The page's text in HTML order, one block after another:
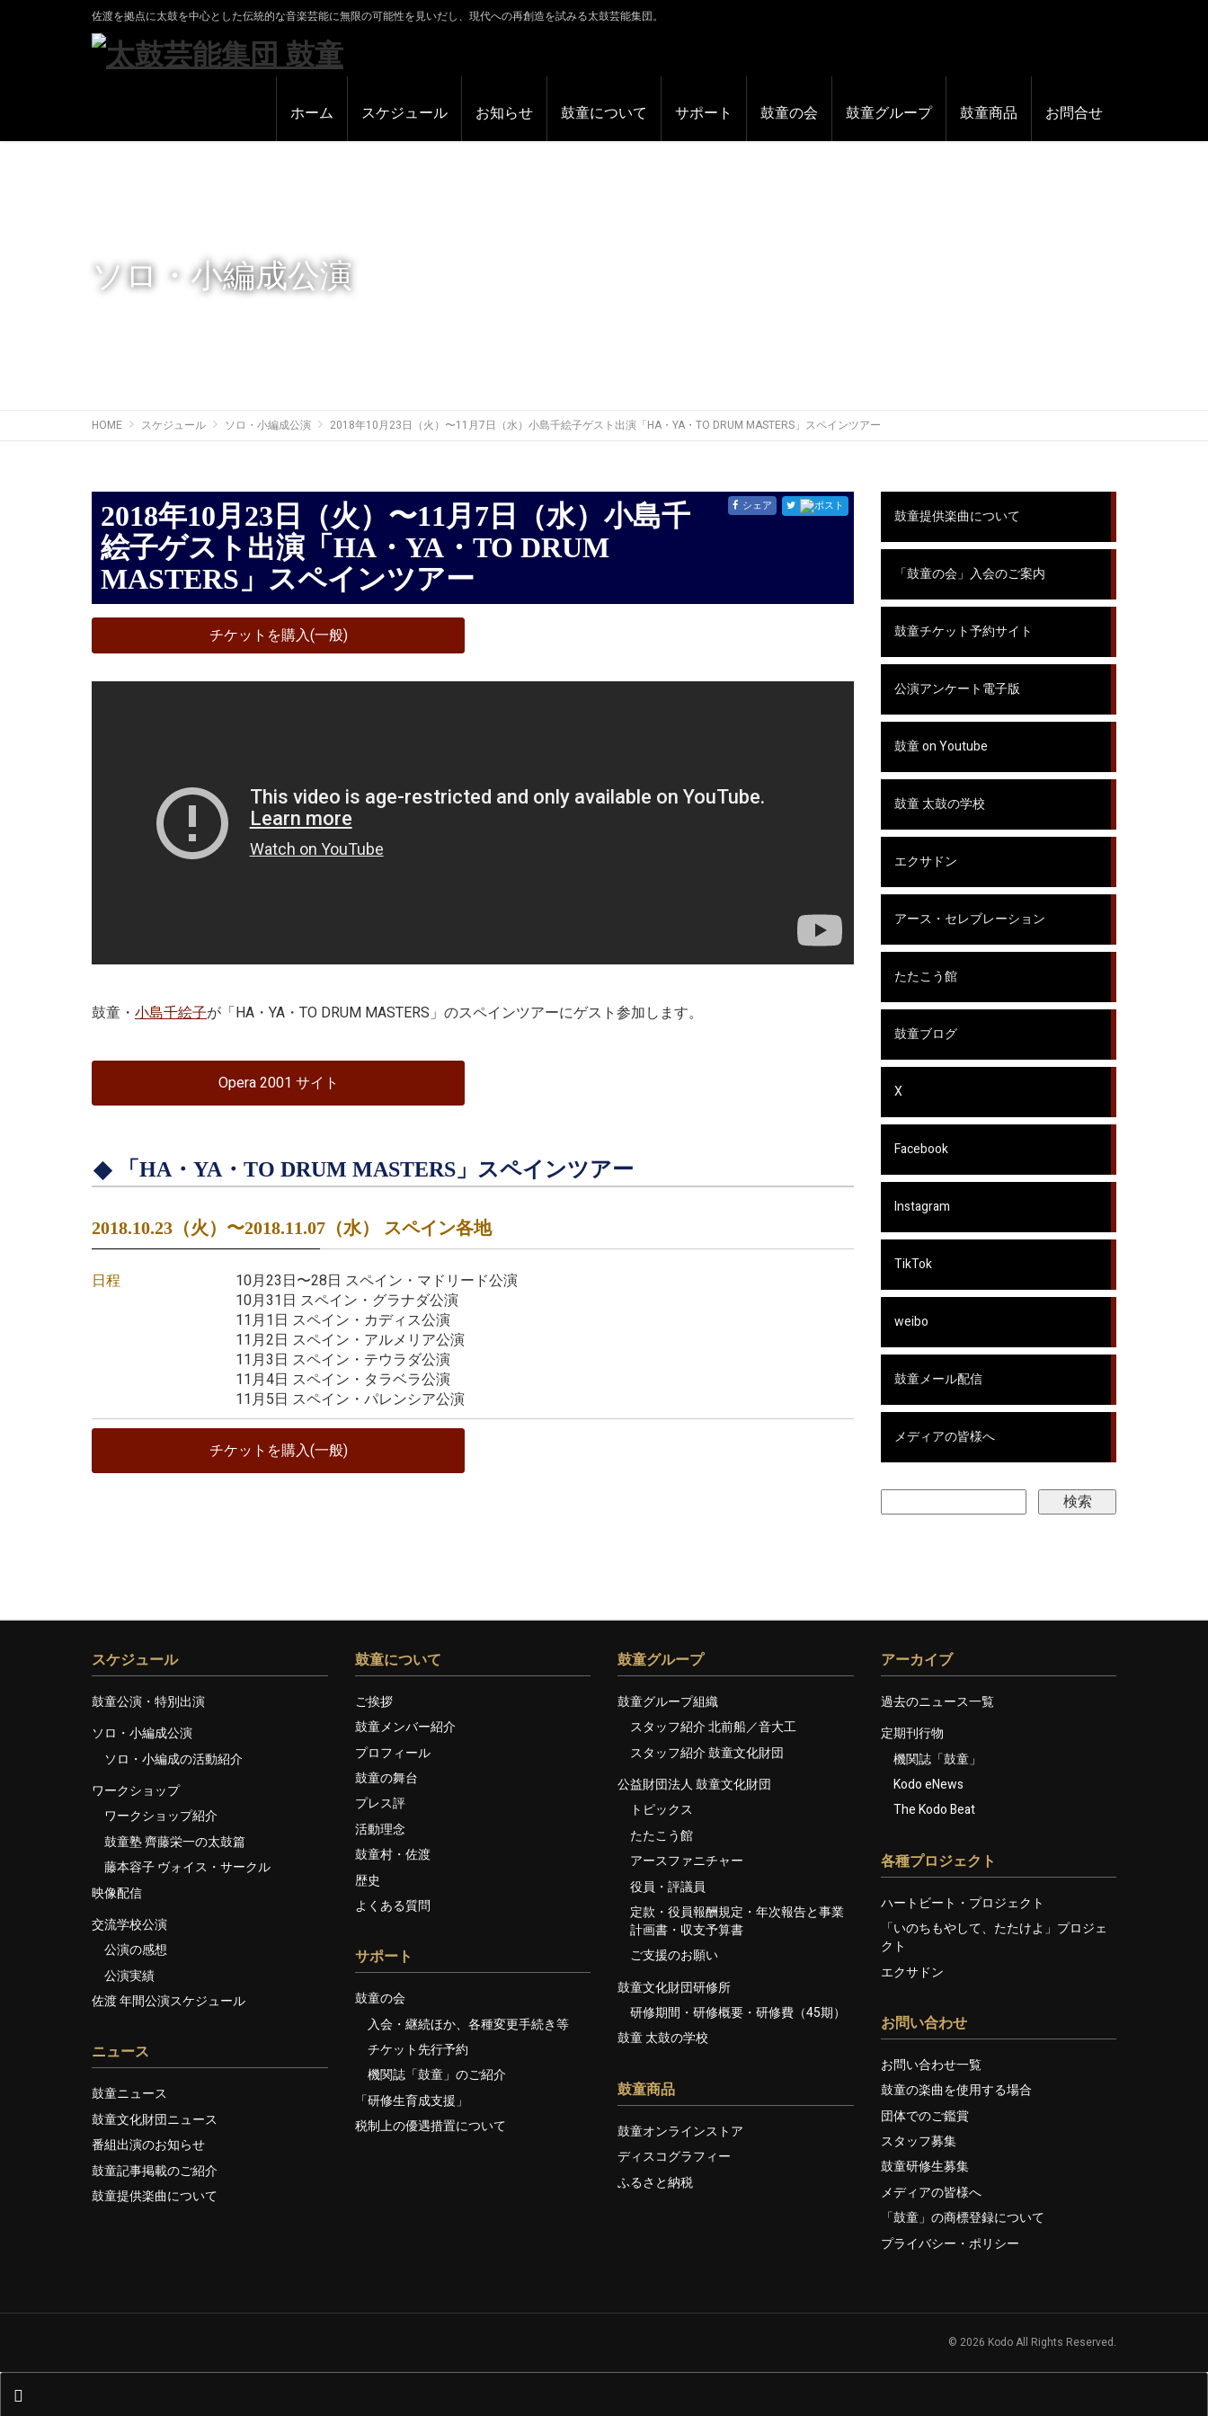
佐渡を拠点に太鼓を中心とした伝統的な音楽芸能に無限の可能性を見いだし、現代への再創造を試みる太鼓芸能集団。
ホーム スケジュール お知らせ 鼓童について サポート 鼓童の会 鼓童グループ 鼓童商品 お問合せ
ソロ・小編成公演
HOME スケジュール ソロ・小編成公演 2018年10月23日（火）〜11月7日（水）小島千絵子ゲスト出演「HA・YA・TO DRUM MASTERS」スペインツアー
2018年10月23日（火）〜11月7日（水）小島千
絵子ゲスト出演「HA・YA・TO DRUM
MASTERS」スペインツアー
チケットを購入(一般)
シェア ポスト
鼓童・ 小島千絵子が「HA・YA・TO DRUM MASTERS」のスペインツアーにゲスト参加します。
Opera 2001 サイト
「HA・YA・TO DRUM MASTERS」スペインツアー
2018.10.23（火）〜2018.11.07（水） スペイン各地
日程
10月23日〜28日 スペイン・マドリード公演
10月31日 スペイン・グラナダ公演
11月1日 スペイン・カディス公演
11月2日 スペイン・アルメリア公演
11月3日 スペイン・テウラダ公演
11月4日 スペイン・タラベラ公演
11月5日 スペイン・パレンシア公演
チケットを購入(一般)
鼓童提供楽曲について
「鼓童の会」入会のご案内
鼓童チケット予約サイト
公演アンケート電子版
鼓童 on Youtube
鼓童 太鼓の学校
エクサドン
アース・セレブレーション
たたこう館
鼓童ブログ
X
Facebook
Instagram
TikTok
weibo
鼓童メール配信
メディアの皆様へ
スケジュール
鼓童公演・特別出演
ソロ・小編成公演
ソロ・小編成の活動紹介
ワークショップ
ワークショップ紹介
鼓童塾 齊藤栄一の太鼓篇
藤本容子 ヴォイス・サークル
映像配信
交流学校公演
公演の感想
公演実績
佐渡 年間公演スケジュール
ニュース
鼓童ニュース
鼓童文化財団ニュース
番組出演のお知らせ
鼓童記事掲載のご紹介
鼓童提供楽曲について
鼓童について
ご挨拶
鼓童メンバー紹介
プロフィール
鼓童の舞台
プレス評
活動理念
鼓童村・佐渡
歴史
よくある質問
サポート
鼓童の会
入会・継続ほか、各種変更手続き等
チケット先行予約
機関誌「鼓童」のご紹介
「研修生育成支援」
税制上の優遇措置について
鼓童グループ
鼓童グループ組織
スタッフ紹介 北前船／音大工
スタッフ紹介 鼓童文化財団
公益財団法人 鼓童文化財団
トピックス
たたこう館
アースファニチャー
役員・評議員
定款・役員報酬規定・年次報告と事業
計画書・収支予算書
ご支援のお願い
鼓童文化財団研修所
研修期間・研修概要・研修費（45期）
鼓童 太鼓の学校
鼓童商品
鼓童オンラインストア
ディスコグラフィー
ふるさと納税
アーカイブ
過去のニュース一覧
定期刊行物
機関誌「鼓童」
Kodo eNews
The Kodo Beat
各種プロジェクト
ハートビート・プロジェクト
「いのちもやして、たたけよ」プロジェ
クト
エクサドン
お問い合わせ
お問い合わせ一覧
鼓童の楽曲を使用する場合
団体でのご鑑賞
スタッフ募集
鼓童研修生募集
メディアの皆様へ
「鼓童」の商標登録について
プライバシー・ポリシー
© 2026 Kodo All Rights Reserved.